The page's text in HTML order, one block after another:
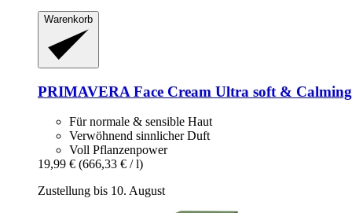
Warenkorb
PRIMAVERA Face Cream Ultra soft &
Für normale & sensible Haut
Verwöhnend sinnlicher Duft
Voll Pflanzenpower
19,99 € (666,33 € / l)
Zustellung bis 10. August